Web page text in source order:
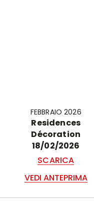
FEBBRAIO 2026
Residences
Décoration
18/02/2026
SCARICA
VEDI ANTEPRIMA